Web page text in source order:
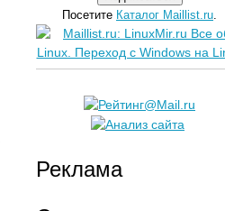
Посетите Каталог Maillist.ru.
Реклама